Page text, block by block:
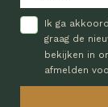
Ik ga
graag de
bekijken in
afmelden